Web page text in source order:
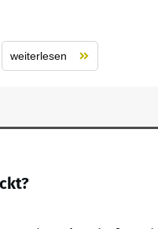
weiterlesen